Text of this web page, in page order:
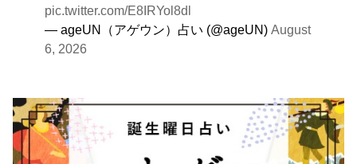
pic.twitter.com/E8IRYol8dl
— ageUN（アゲウン）占い (@ageUN)August
6, 2026